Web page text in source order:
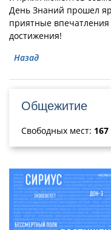
День Знаний прошел
приятные
достижения!
Назад
Общежитие
Свободных мест: 167